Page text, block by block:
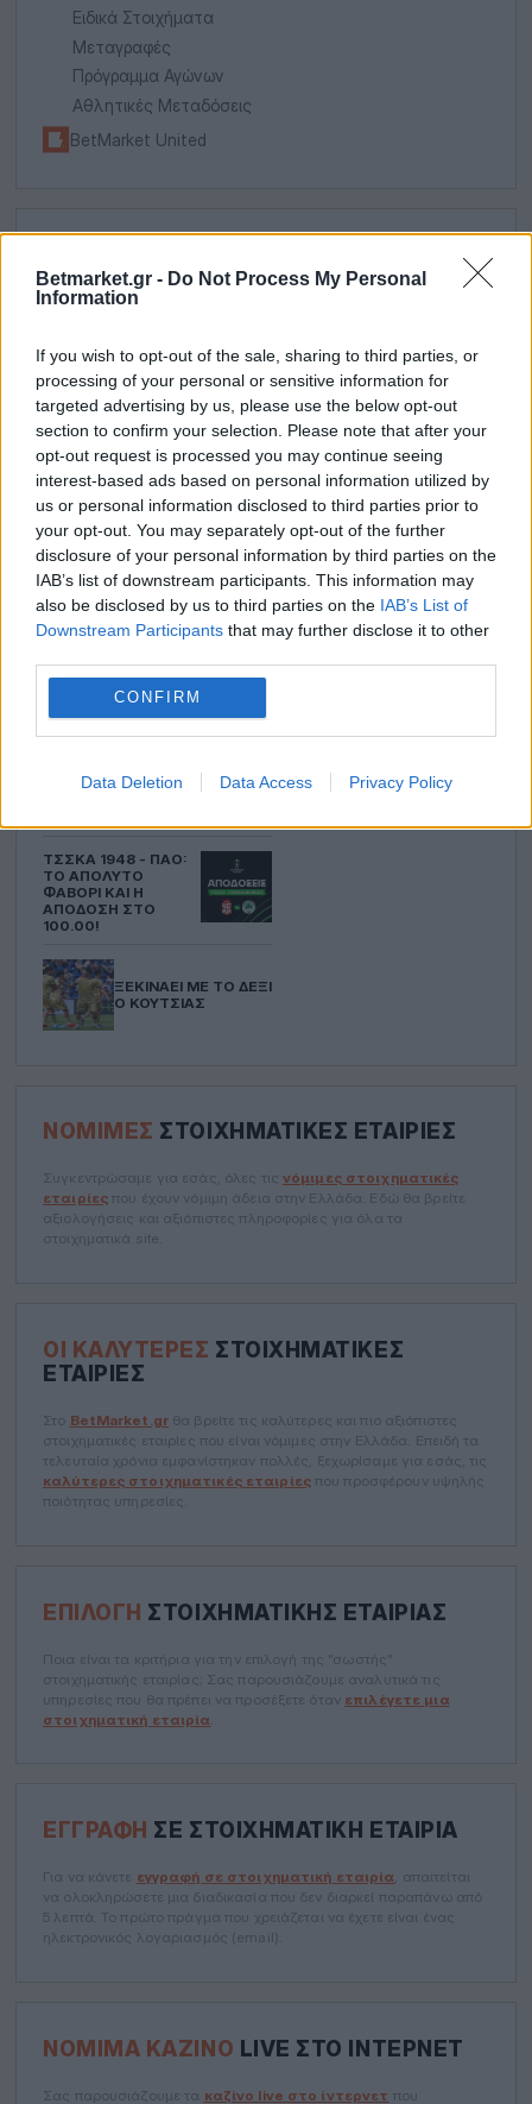
Betmarket.gr - Do Not Process My Personal
Information
If you wish to opt-out of the sale, sharing to third parties, or
processing of your personal or sensitive information for
targeted advertising by us, please use the below opt-out
section to confirm your selection. Please note that after your
opt-out request is processed you may continue seeing
interest-based ads based on personal information utilized by
us or personal information disclosed to third parties prior to
your opt-out. You may separately opt-out of the further
disclosure of your personal information by third parties on the
IAB’s list of downstream participants. This information may
also be disclosed by us to third parties on the IAB’s List of
Downstream Participants that may further disclose it to other
CONFIRM
Data Deletion Data Access Privacy Policy
Ειδικά Στοιχήματα
Μεταγραφές
Πρόγραμμα Αγώνων
Αθλητικές Μεταδόσεις
BetMarket United
ΆΝΤΕΡΛΕΧΤ - ΠΑΟΚ:
ΙΣΟΡΡΟΠΗΜΈΝΗ
ΡΕΒΆΝΣ ΚΑΙ ΤΟ 100.00
ΤΗΣ ΠΡΌΚΡΙΣΗΣ!
Οι αποδόσεις για τον αγώνα
13/08/2026. Ποια ομάδα είναι το
ΣΕ ΓΕΡΜΑΝΊΑ ΚΑΙ
ΠΟΡΤΟΓΑΛΊΑ ΜΕ
ΤΣΣΚΑ 1948 - ΠΑΟ:
ΤΟ ΑΠΌΛΥΤΟ
ΦΑΒΟΡΊ ΚΑΙ Η
ΑΠΌΔΟΣΗ ΣΤΟ
100.00!
ΞΕΚΙΝΆΕΙ ΜΕ ΤΟ ΔΕΞΊ
Ο ΚΟΎΤΣΙΑΣ
ΝΌΜΙΜΕΣ ΣΤΟΙΧΗΜΑΤΙΚΈΣ ΕΤΑΙΡΊΕΣ
Συγκεντρώσαμε για εσάς, όλες τις νόμιμες στοιχηματικές
εταιρίες που έχουν νόμιμη άδεια στην Ελλάδα. Εδώ θα βρείτε
αξιολογήσεις και αξιόπιστες πληροφορίες για όλα τα
στοιχηματικά site.
ΟΙ ΚΑΛΎΤΕΡΕΣ ΣΤΟΙΧΗΜΑΤΙΚΈΣ
ΕΤΑΙΡΊΕΣ
Στο BetMarket.grθα βρείτε τις καλύτερες και πιο αξιόπιστες
στοιχηματικές εταιρίες που είναι νόμιμες στην Ελλάδα. Επειδή τα
τελευταία χρόνια εμφανίστηκαν πολλές, ξεχωρίσαμε για εσάς, τις
καλύτερες στοιχηματικές εταιρίεςπου προσφέρουν υψηλής
ποιότητας υπηρεσίες.
ΕΠΙΛΟΓΉ ΣΤΟΙΧΗΜΑΤΙΚΉΣ ΕΤΑΙΡΊΑΣ
Ποια είναι τα κριτήρια για την επιλογή της "σωστής"
στοιχηματικής εταιρίας; Σας παρουσιάζουμε αναλυτικά τις
υπηρεσίες που θα πρέπει να προσέξετε όταν επιλέγετε μια
στοιχηματική εταιρία
ΕΓΓΡΑΦΉ ΣΕ ΣΤΟΙΧΗΜΑΤΙΚΉ ΕΤΑΙΡΊΑ
Για να κάνετε εγγραφή σε στοιχηματική εταιρία , απαιτείται
να ολοκληρώσετε μια διαδικασία που δεν διαρκεί παραπάνω από
5 λεπτά. Το πρώτο πράγμα που χρειάζεται να έχετε είναι ένας
ηλεκτρονικός λογαριασμός (email).
ΝΌΜΙΜΑ ΚΑΖΊΝΟ LIVE ΣΤΟ ΊΝΤΕΡΝΕΤ
Σας παρουσιάζουμε τα καζίνο live στο ίντερνετ που